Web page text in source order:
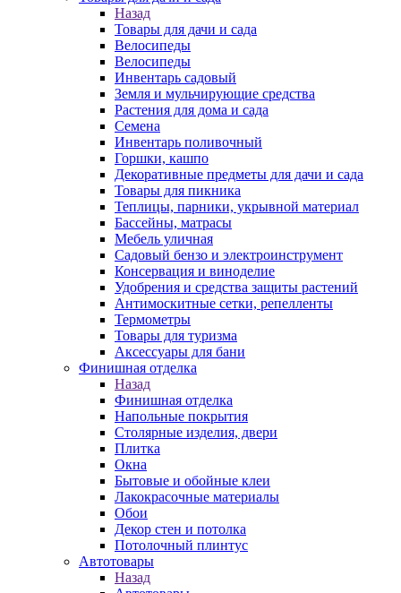
Назад
Товары для дачи и сада
Велосипеды
Велосипеды
Инвентарь садовый
Земля и мульчирующие средства
Растения для дома и сада
Семена
Инвентарь поливочный
Горшки, кашпо
Декоративные предметы для дачи и сада
Товары для пикника
Теплицы, парники, укрывной материал
Бассейны, матрасы
Мебель уличная
Садовый бензо и электроинструмент
Консервация и виноделие
Удобрения и средства защиты растений
Антимоскитные сетки, репелленты
Термометры
Товары для туризма
Аксессуары для бани
Финишная отделка
Назад
Финишная отделка
Напольные покрытия
Столярные изделия, двери
Плитка
Окна
Бытовые и обойные клеи
Лакокрасочные материалы
Обои
Декор стен и потолка
Потолочный плинтус
Автотовары
Назад